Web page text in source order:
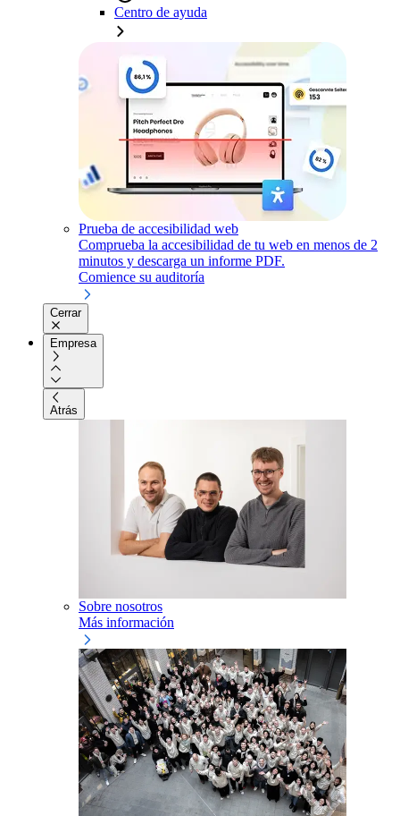
Centro de ayuda
Prueba de accesibilidad web
Comprueba la accesibilidad de tu web en menos de 2
minutos y descarga un informe PDF.
Comience su auditoría
Cerrar
Empresa
Atrás
Sobre nosotros
Más información